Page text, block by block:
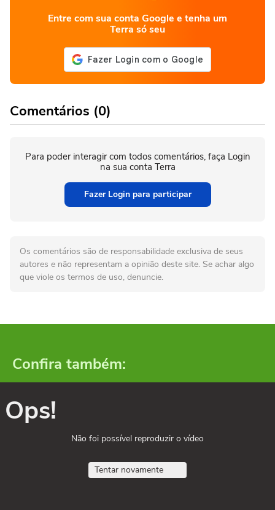
Entre com sua conta Google e tenha um
Terra só seu
Comentários (0)
Para poder interagir com todos comentários, faça Login
na sua conta Terra
Fazer Login para participar
Os comentários são de responsabilidade exclusiva de seus
autores e não representam a opinião deste site. Se achar algo
que viole os termos de uso, denuncie.
Confira também:
Ops!
Não foi possível reproduzir o vídeo
Tentar novamente